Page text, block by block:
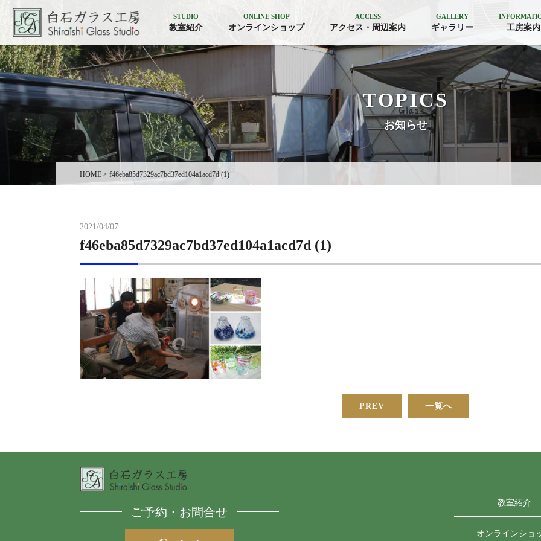
STUDIO
教室紹介
ONLINE SHOP
オンラインショップ
ACCESS
アクセス・周辺案内
GALLERY
ギャラリー 工房案内
TOPICS
お知らせ
HOME > f46eba85d7329ac7bd37ed104a1acd7d (1)
2021/04/07
f46eba85d7329ac7bd37ed104a1acd7d (1)
PREV 一覧へ
ご予約・お問合せ
教室紹介
オンラインショ